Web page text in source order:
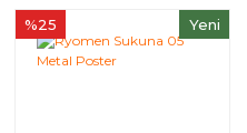
Yeni
%25